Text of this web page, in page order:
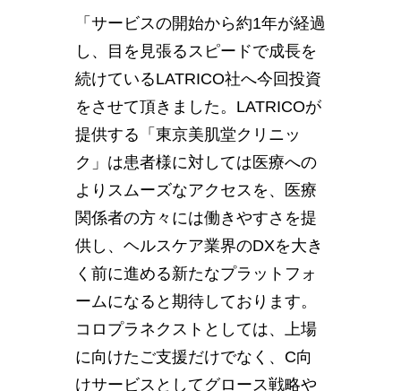
「サービスの開始から約1年が経過
し、目を見張るスピードで成⻑を
続けているLATRICO社へ今回投資
をさせて頂きました。LATRICOが
提供する「東京美肌堂クリニッ
ク」は患者様に対しては医療への
よりスムーズなアクセスを、医療
関係者の方々には働きやすさを提
供し、ヘルスケア業界のDXを大き
く前に進める新たなプラットフォ
ームになると期待しております。
コロプラネクストとしては、上場
に向けたご支援だけでなく、C向
けサービスとしてグロース戦略や